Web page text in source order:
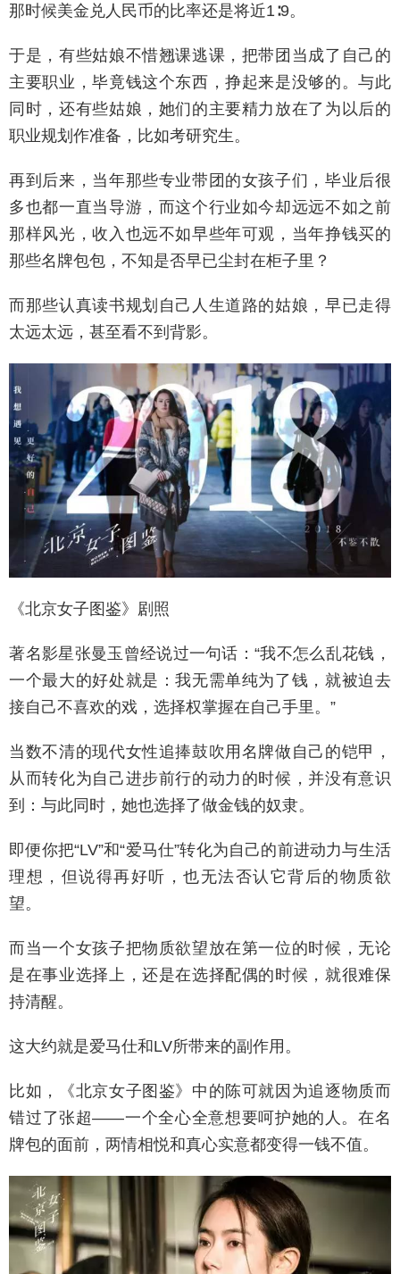
那时候美金兑人民币的比率还是将近1∶9。
于是，有些姑娘不惜翘课逃课，把带团当成了自己的
主要职业，毕竟钱这个东西，挣起来是没够的。与此
同时，还有些姑娘，她们的主要精力放在了为以后的
职业规划作准备，比如考研究生。
再到后来，当年那些专业带团的女孩子们，毕业后很
多也都一直当导游，而这个行业如今却远远不如之前
那样风光，收入也远不如早些年可观，当年挣钱买的
那些名牌包包，不知是否早已尘封在柜子里？
而那些认真读书规划自己人生道路的姑娘，早已走得
太远太远，甚至看不到背影。
《北京女子图鉴》剧照
著名影星张曼玉曾经说过一句话：“我不怎么乱花钱，
一个最大的好处就是：我无需单纯为了钱，就被迫去
接自己不喜欢的戏，选择权掌握在自己手里。”
当数不清的现代女性追捧鼓吹用名牌做自己的铠甲，
从而转化为自己进步前行的动力的时候，并没有意识
到：与此同时，她也选择了做金钱的奴隶。
即便你把“LV”和“爱马仕”转化为自己的前进动力与生活
理想，但说得再好听，也无法否认它背后的物质欲
望。
而当一个女孩子把物质欲望放在第一位的时候，无论
是在事业选择上，还是在选择配偶的时候，就很难保
持清醒。
这大约就是爱马仕和LV所带来的副作用。
比如，《北京女子图鉴》中的陈可就因为追逐物质而
错过了张超——一个全心全意想要呵护她的人。在名
牌包的面前，两情相悦和真心实意都变得一钱不值。